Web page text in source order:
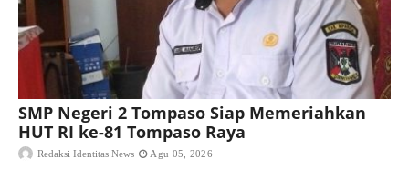
SMP Negeri 2 Tompaso Siap Memeriahkan
HUT RI ke-81 Tompaso Raya
Redaksi Identitas News Agu 05, 2026